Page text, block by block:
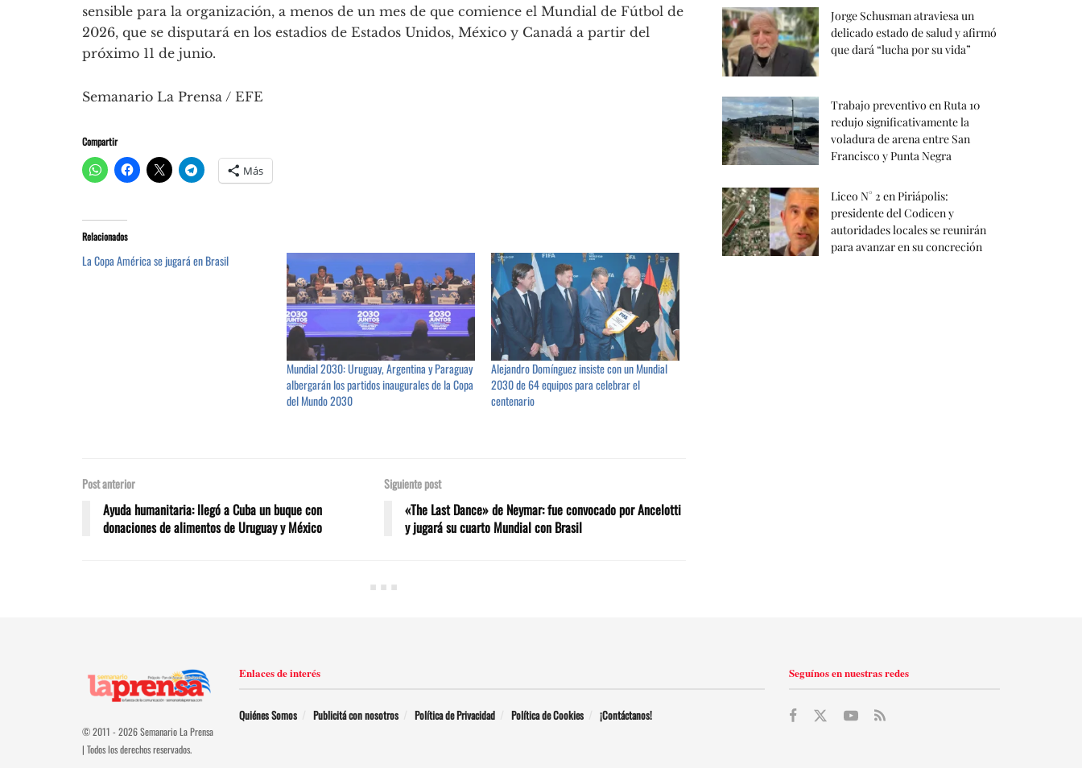
sensible para la organización, a menos de un mes de que comience el Mundial de Fútbol de
2026, que se disputará en los estadios de Estados Unidos, México y Canadá a partir del
próximo 11 de junio.
Semanario La Prensa / EFE
Compartir
Más
Relacionados
La Copa América se jugará en Brasil
Mundial 2030: Uruguay, Argentina y Paraguay
albergarán los partidos inaugurales de la Copa
del Mundo 2030
Alejandro Domínguez insiste con un Mundial
2030 de 64 equipos para celebrar el
centenario
Post anterior
Ayuda humanitaria: llegó a Cuba un buque con
donaciones de alimentos de Uruguay y México
Siguiente post
«The Last Dance» de Neymar: fue convocado por Ancelotti
y jugará su cuarto Mundial con Brasil
Jorge Schusman atraviesa un
delicado estado de salud y afirmó
que dará “lucha por su vida”
Trabajo preventivo en Ruta 10
redujo significativamente la
voladura de arena entre San
Francisco y Punta Negra
Liceo N° 2 en Piriápolis:
presidente del Codicen y
autoridades locales se reunirán
para avanzar en su concreción
© 2011 - 2026 Semanario La Prensa
| Todos los derechos reservados.
Enlaces de interés
Quiénes Somos Publicitá con nosotros Política de Privacidad Política de Cookies ¡Contáctanos!
Seguínos en nuestras redes